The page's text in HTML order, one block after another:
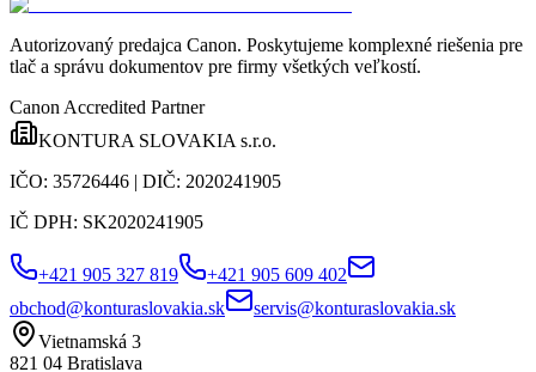
Autorizovaný predajca Canon. Poskytujeme komplexné riešenia pre
tlač a správu dokumentov pre firmy všetkých veľkostí.
Canon Accredited Partner
KONTURA SLOVAKIA s.r.o.
IČO: 35726446 | DIČ: 2020241905
IČ DPH: SK2020241905
+421 905 327 819
+421 905 609 402
obchod@konturaslovakia.sk
servis@konturaslovakia.sk
Vietnamská 3
821 04 Bratislava